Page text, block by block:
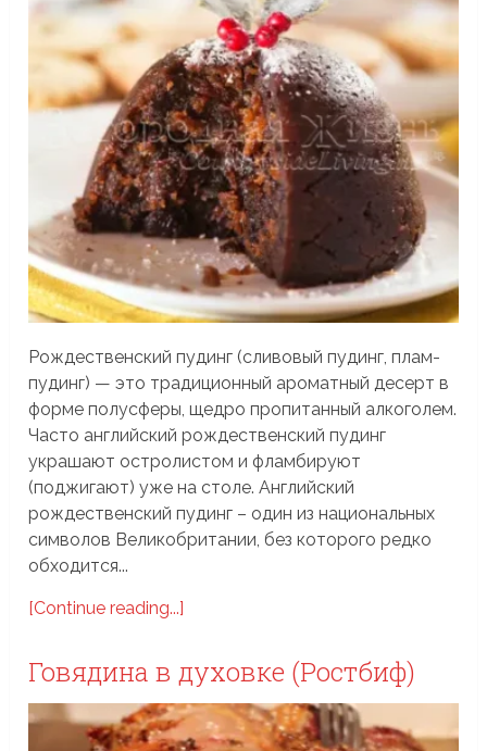
Рождественский пудинг (сливовый пудинг, плам-
пудинг) — это традиционный ароматный десерт в
форме полусферы, щедро пропитанный алкоголем.
Часто английский рождественский пудинг
украшают остролистом и фламбируют
(поджигают) уже на столе. Английский
рождественский пудинг – один из национальных
символов Великобритании, без которого редко
обходится...
[Continue reading...]
Говядина в духовке (Ростбиф)